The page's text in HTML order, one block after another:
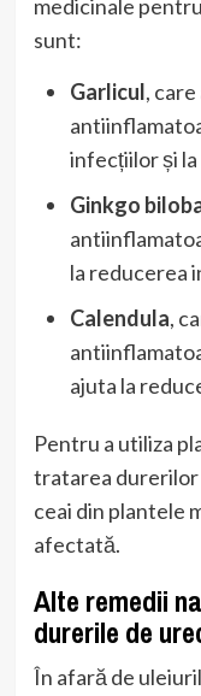
medicinale
sunt:
Garlicul,
infecțiilor și
Ginkgo
la reducerea
Calendula,
ajuta la
Pentru a utiliza
tratarea durerilor
ceai din plantele
afectată.
Alte remedii
durerile de
În afară de